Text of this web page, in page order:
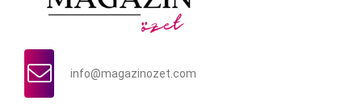
info@magazinozet.com